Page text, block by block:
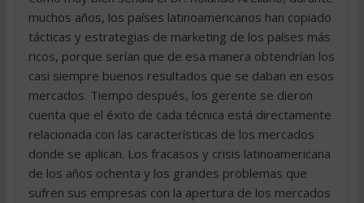
muchos años, los países latinoamericanos han copiado
tácticas y estrategias de marketing de los países más
ricos, porque serían que de esa manera obtendrían los
casi siempre buenos resultados que se daban en esos
mercados. Tiempo después, los gerente se dieron
cuenta que el éxito de cada técnica está directamente
relacionada con las características de los mercados
donde se aplican. Los fracasos y crisis latinoamericana
de los años ochenta y los grandes problemas que
sufren sus empresas con la apertura de los mercados